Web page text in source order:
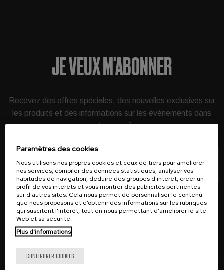
JE VEUX M'ABONNER
Recevez des offres spéciales, des nouvelles exclusives sur
les produits et des informations sur les événements dans
votre e-mail.
S'abonner
J'ai lu et j'acceptel'avis juridiqueet lapolitique de
confidentialité.
VÉLOS
Paramètres des cookies
Nous utilisons nos propres cookies et ceux de tiers pour améliorer
nos services, compiler des données statistiques, analyser vos
habitudes de navigation, déduire des groupes d’intérêt, créer un
profil de vos intérêts et vous montrer des publicités pertinentes
sur d’autres sites. Cela nous permet de personnaliser le contenu
que nous proposons et d’obtenir des informations sur les rubriques
qui suscitent l’intérêt, tout en nous permettant d’améliorer le site
Web et sa sécurité.
Plus d'informations
CONFIGURER COOKIES